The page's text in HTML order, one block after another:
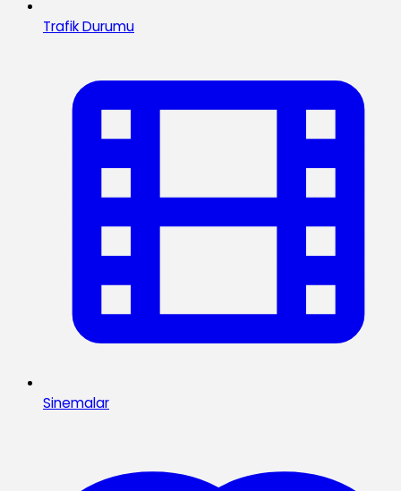
Trafik Durumu
Sinemalar